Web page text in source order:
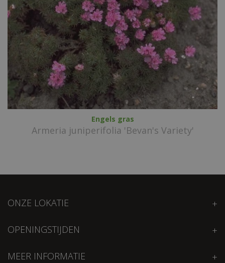
Engels gras
Armeria juniperifolia 'Bevan's Variety'
ONZE LOKATIE
OPENINGSTIJDEN
MEER INFORMATIE